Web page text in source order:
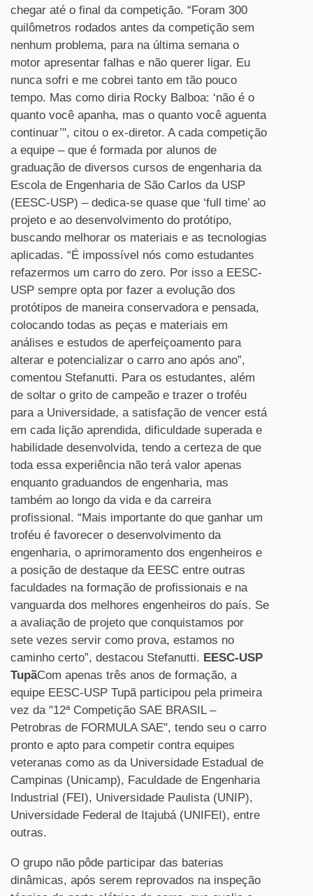
chegar até o final da competição. “Foram 300
quilômetros rodados antes da competição sem
nenhum problema, para na última semana o
motor apresentar falhas e não querer ligar. Eu
nunca sofri e me cobrei tanto em tão pouco
tempo. Mas como diria Rocky Balboa: ‘não é o
quanto você apanha, mas o quanto você aguenta
continuar’", citou o ex-diretor. A cada competição
a equipe – que é formada por alunos de
graduação de diversos cursos de engenharia da
Escola de Engenharia de São Carlos da USP
(EESC-USP) – dedica-se quase que ‘full time’ ao
projeto e ao desenvolvimento do protótipo,
buscando melhorar os materiais e as tecnologias
aplicadas. “É impossível nós como estudantes
refazermos um carro do zero. Por isso a EESC-
USP sempre opta por fazer a evolução dos
protótipos de maneira conservadora e pensada,
colocando todas as peças e materiais em
análises e estudos de aperfeiçoamento para
alterar e potencializar o carro ano após ano”,
comentou Stefanutti. Para os estudantes, além
de soltar o grito de campeão e trazer o troféu
para a Universidade, a satisfação de vencer está
em cada lição aprendida, dificuldade superada e
habilidade desenvolvida, tendo a certeza de que
toda essa experiência não terá valor apenas
enquanto graduandos de engenharia, mas
também ao longo da vida e da carreira
profissional. “Mais importante do que ganhar um
troféu é favorecer o desenvolvimento da
engenharia, o aprimoramento dos engenheiros e
a posição de destaque da EESC entre outras
faculdades na formação de profissionais e na
vanguarda dos melhores engenheiros do país. Se
a avaliação de projeto que conquistamos por
sete vezes servir como prova, estamos no
caminho certo”, destacou Stefanutti. EESC-USP
TupãCom apenas três anos de formação, a
equipe EESC-USP Tupã participou pela primeira
vez da "12ª Competição SAE BRASIL –
Petrobras de FORMULA SAE", tendo seu o carro
pronto e apto para competir contra equipes
veteranas como as da Universidade Estadual de
Campinas (Unicamp), Faculdade de Engenharia
Industrial (FEI), Universidade Paulista (UNIP),
Universidade Federal de Itajubá (UNIFEI), entre
outras.
O grupo não pôde participar das baterias
dinâmicas, após serem reprovados na inspeção